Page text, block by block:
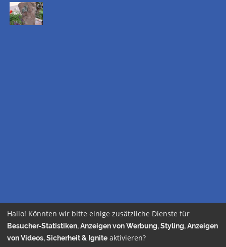
Hallo! Könnten wir bitte einige zusätzliche Dienste für
Besucher-Statistiken, Anzeigen von Werbung, Styling, Anzeigen
von Videos, Sicherheit & Ignite aktivieren?